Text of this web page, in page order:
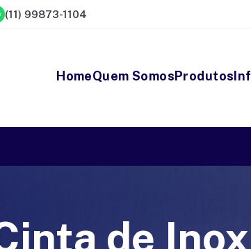
(11) 99873-1104
HomeQuem SomosProdutos
de Inox